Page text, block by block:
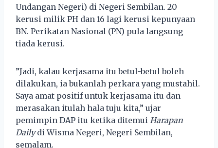
Undangan Negeri) di Negeri Sembilan. 20
kerusi milik PH dan 16 lagi kerusi kepunyaan
BN. Perikatan Nasional (PN) pula langsung
tiada kerusi.
”Jadi, kalau kerjasama itu betul-betul boleh
dilakukan, ia bukanlah perkara yang mustahil.
Saya amat positif untuk kerjasama itu dan
merasakan itulah hala tuju kita,” ujar
pemimpin DAP itu ketika ditemui Harapan
Dailydi Wisma Negeri, Negeri Sembilan,
semalam.